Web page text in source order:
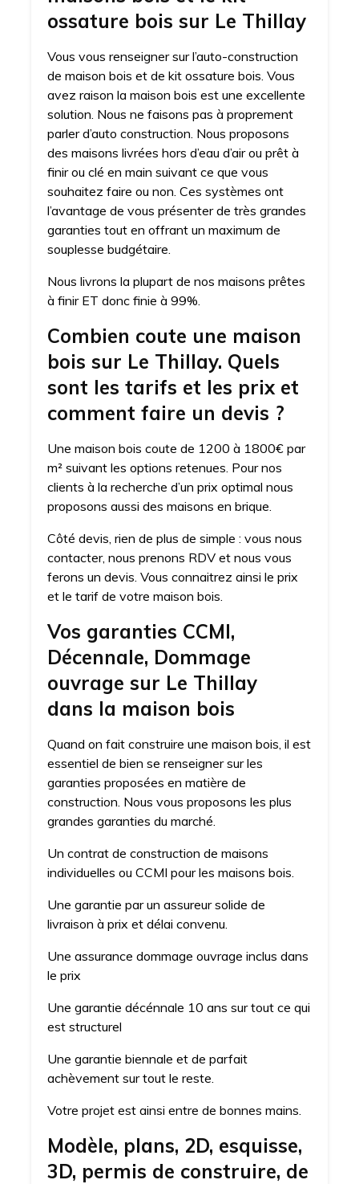
ossature bois sur Le Thillay
Vous vous renseigner sur l’auto-construction
de maison bois et de kit ossature bois. Vous
avez raison la maison bois est une excellente
solution. Nous ne faisons pas à proprement
parler d’auto construction. Nous proposons
des maisons livrées hors d’eau d’air ou prêt à
finir ou clé en main suivant ce que vous
souhaitez faire ou non. Ces systèmes ont
l’avantage de vous présenter de très grandes
garanties tout en offrant un maximum de
souplesse budgétaire.
Nous livrons la plupart de nos maisons prêtes
à finir ET donc finie à 99%.
Combien coute une maison
bois sur Le Thillay. Quels
sont les tarifs et les prix et
comment faire un devis ?
Une maison bois coute de 1200 à 1800€ par
m² suivant les options retenues. Pour nos
clients à la recherche d’un prix optimal nous
proposons aussi des maisons en brique.
Côté devis, rien de plus de simple : vous nous
contacter, nous prenons RDV et nous vous
ferons un devis. Vous connaitrez ainsi le prix
et le tarif de votre maison bois.
Vos garanties CCMI,
Décennale, Dommage
ouvrage sur Le Thillay
dans la maison bois
Quand on fait construire une maison bois, il est
essentiel de bien se renseigner sur les
garanties proposées en matière de
construction. Nous vous proposons les plus
grandes garanties du marché.
Un contrat de construction de maisons
individuelles ou CCMI pour les maisons bois.
Une garantie par un assureur solide de
livraison à prix et délai convenu.
Une assurance dommage ouvrage inclus dans
le prix
Une garantie décénnale 10 ans sur tout ce qui
est structurel
Une garantie biennale et de parfait
achèvement sur tout le reste.
Votre projet est ainsi entre de bonnes mains.
Modèle, plans, 2D, esquisse,
3D, permis de construire, de